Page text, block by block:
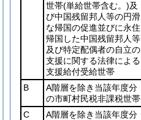
世帯(単給世帯含む。)及
び中国残留邦人等の円滑
な帰国の促進並びに永住
帰国した中国残留邦人等
及び特定配偶者の自立の
支援に関する法律による
支援給付受給世帯
B
A階層を除き当該年度分
の市町村民税非課税世帯
C
A階層を除き当該年度分